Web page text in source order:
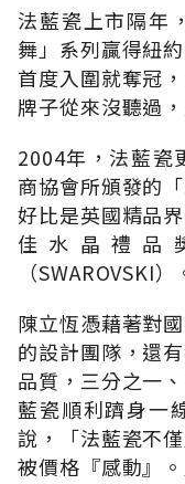
法藍瓷上市隔年
舞」系列贏得紐
首度入圍就奪冠
牌子從來沒聽過
2004年，法藍瓷
商協會所頒發的
好比是英國精品
佳水晶禮品
（SWAROVSKI）
陳立恆憑藉著對
的設計團隊，還
品質，三分之一
藍瓷順利躋身一
說，「法藍瓷不
被價格『感動』。